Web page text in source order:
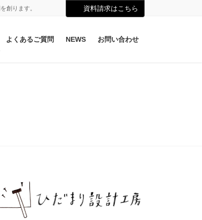
創ります。 資料請求はこちら
よくあるご質問 NEWS お問い合わせ